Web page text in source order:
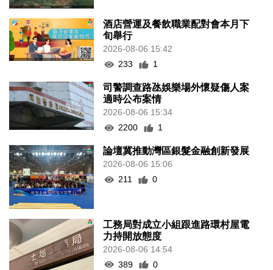
酒店營運及餐飲職業配對會本月下
旬舉行
2026-08-06 15:42
233
1
司警調查路氹娛樂場外懷疑傷人案
適時公布案情
2026-08-06 15:34
2200
1
論壇冀推動灣區銀髮金融創新發展
2026-08-06 15:06
211
0
工務局對成立小組跟進路環村屋電
力持開放態度
2026-08-06 14:54
389
0